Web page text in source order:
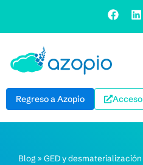
Regreso a Azopio Acceso
Blog » GED y desmaterialización